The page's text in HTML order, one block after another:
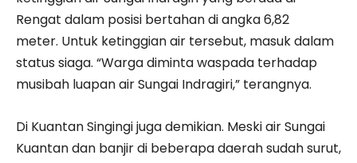
Rengat dalam posisi bertahan di angka 6,82
meter. Untuk ketinggian air tersebut, masuk dalam
status siaga. “Warga diminta waspada terhadap
musibah luapan air Sungai Indragiri,” terangnya.
Di Kuantan Singingi juga demikian. Meski air Sungai
Kuantan dan banjir di beberapa daerah sudah surut,